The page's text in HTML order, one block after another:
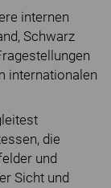
internen
Schwarz
internationalen
die
und
Sicht und